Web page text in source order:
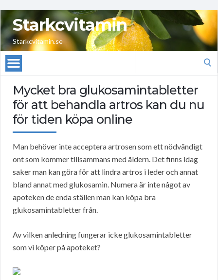
Starkcvitamin
Starkcvitamin.se
Mycket bra glukosamintabletter
för att behandla artros kan du nu
för tiden köpa online
Man behöver inte acceptera artrosen som ett nödvändigt
ont som kommer tillsammans med åldern. Det finns idag
saker man kan göra för att lindra artros i leder och annat
bland annat med glukosamin. Numera är inte något av
apoteken de enda ställen man kan köpa bra
glukosamintabletter från.
Av vilken anledning fungerar icke glukosamintabletter
som vi köper på apoteket?